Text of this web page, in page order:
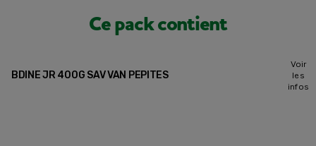
Ce pack contient
BDINE JR 400G SAV VAN PEPITES
Voir
les
infos